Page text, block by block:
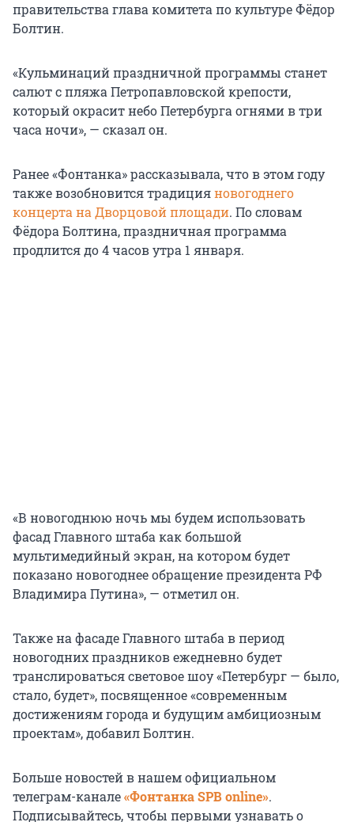
правительства глава комитета по культуре Фёдор
Болтин.
«Кульминаций праздничной программы станет
салют с пляжа Петропавловской крепости,
который окрасит небо Петербурга огнями в три
часа ночи», — сказал он.
Ранее «Фонтанка» рассказывала, что в этом году
также возобновится традицияновогоднего
концерта на Дворцовой площади. По словам
Фёдора Болтина, праздничная программа
продлится до 4 часов утра 1 января.
«В новогоднюю ночь мы будем использовать
фасад Главного штаба как большой
мультимедийный экран, на котором будет
показано новогоднее обращение президента РФ
Владимира Путина», — отметил он.
Также на фасаде Главного штаба в период
новогодних праздников ежедневно будет
транслироваться световое шоу «Петербург — было,
стало, будет», посвященное «современным
достижениям города и будущим амбициозным
проектам», добавил Болтин.
Больше новостей в нашем официальном
телеграм-канале«Фонтанка SPB online».
Подписывайтесь, чтобы первыми узнавать о